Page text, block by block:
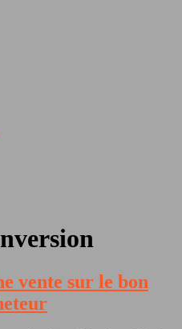
vente sur le bon